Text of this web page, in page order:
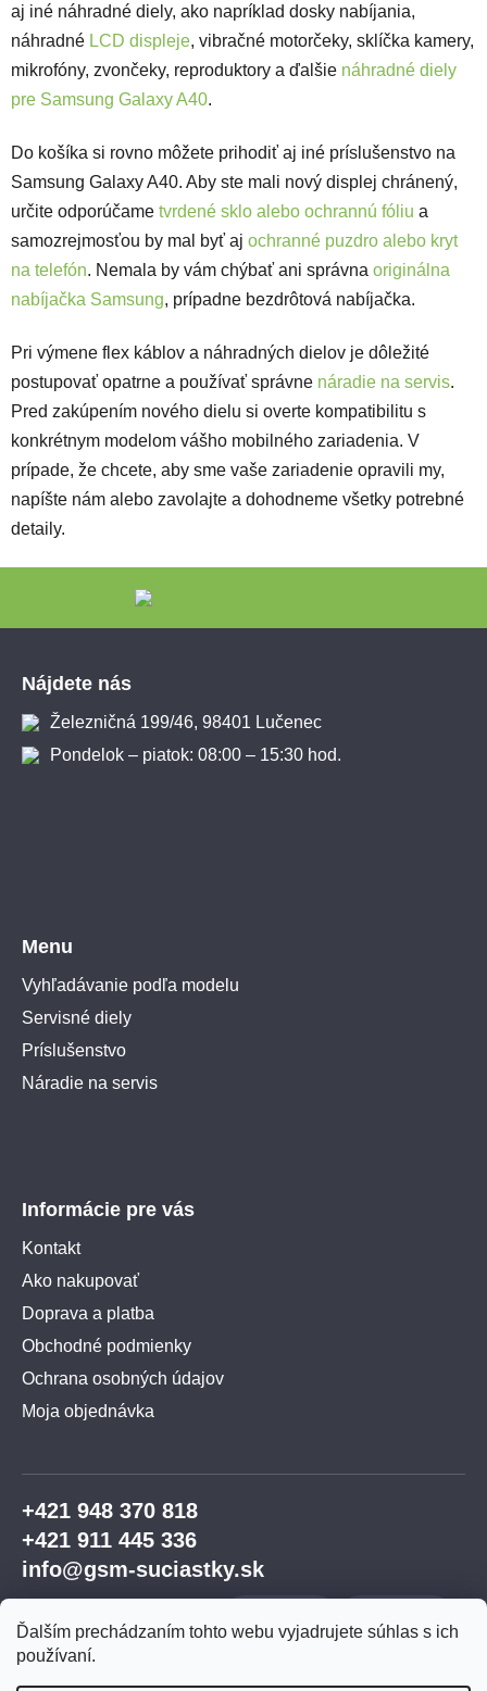
Ďalším prechádzaním tohto webu vyjadrujete súhlas s ich
používaní.
aj iné náhradné diely, ako napríklad dosky nabíjania,
náhradné LCD displeje, vibračné motorčeky, sklíčka kamery,
mikrofóny, zvončeky, reproduktory a ďalšie náhradné diely
pre Samsung Galaxy A40.
Do košíka si rovno môžete prihodiť aj iné príslušenstvo na
Samsung Galaxy A40. Aby ste mali nový displej chránený,
určite odporúčame tvrdené sklo alebo ochrannú fóliu a
samozrejmosťou by mal byť aj ochranné puzdro alebo kryt
na telefón. Nemala by vám chýbať ani správna originálna
nabíjačka Samsung, prípadne bezdrôtová nabíjačka.
Pri výmene flex káblov a náhradných dielov je dôležité
postupovať opatrne a používať správne náradie na servis.
Pred zakúpením nového dielu si overte kompatibilitu s
konkrétnym modelom vášho mobilného zariadenia. V
prípade, že chcete, aby sme vaše zariadenie opravili my,
napíšte nám alebo zavolajte a dohodneme všetky potrebné
detaily.
Nájdete nás
Železničná 199/46, 98401 Lučenec
Pondelok – piatok: 08:00 – 15:30 hod.
Menu
Vyhľadávanie podľa modelu
Servisné diely
Príslušenstvo
Náradie na servis
Informácie pre vás
Kontakt
Ako nakupovať
Doprava a platba
Obchodné podmienky
Ochrana osobných údajov
Moja objednávka
+421 948 370 818
+421 911 445 336
info@gsm-suciastky.sk